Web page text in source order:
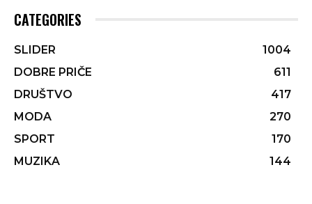
CATEGORIES
SLIDER
1004
DOBRE PRIČE
611
DRUŠTVO
417
MODA
270
SPORT
170
MUZIKA
144